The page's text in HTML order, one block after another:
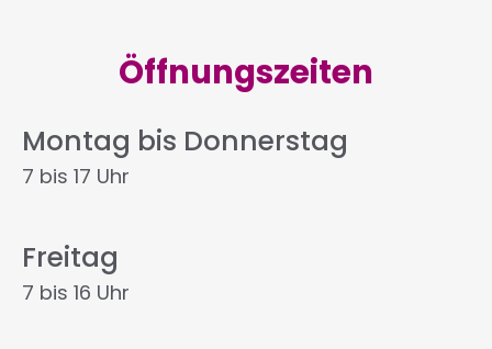
Öffnungszeiten
Montag bis Donnerstag
7 bis 17 Uhr
Freitag
7 bis 16 Uhr